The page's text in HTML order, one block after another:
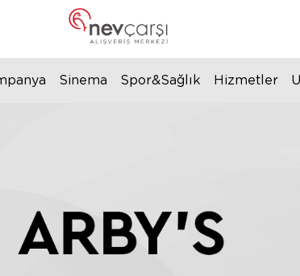
Sinema Spor&Sağlık Hizmetler